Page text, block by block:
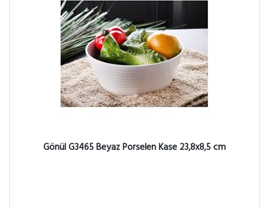
Gönül G3465 Beyaz Porselen Kase 23,8x8,5 cm